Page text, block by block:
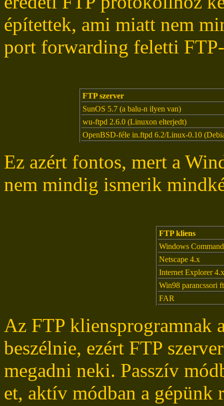
építettek, ami miatt nem
port forwarding feletti
FTP szerver
SunOS 5.7 (a balu-n ilyen van)
wu-ftpd 2.6.0 (Linuxon elterjedt)
OpenBSD-féle in.ftpd 6.2/Linux-0.10
Ez azért fontos, mert a
nem mindig ismerik
FTP kliens
Windows
Netscape 4.x
Internet Explorer 4.x
Win98 parancssori
FAR
Az FTP kliensprogramnak
beszélnie, ezért FTP
megadni neki. Passzív
et, aktív módban a gépünk